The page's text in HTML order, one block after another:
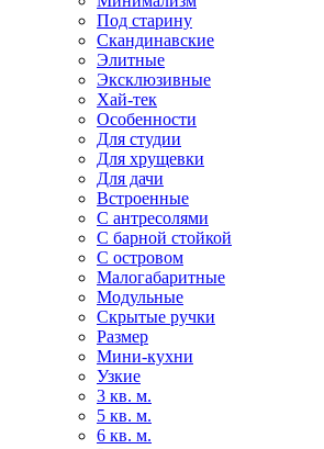
Под старину
Скандинавские
Элитные
Эксклюзивные
Хай-тек
Особенности
Для студии
Для хрущевки
Для дачи
Встроенные
С антресолями
С барной стойкой
С островом
Малогабаритные
Модульные
Скрытые ручки
Размер
Мини-кухни
Узкие
3 кв. м.
5 кв. м.
6 кв. м.